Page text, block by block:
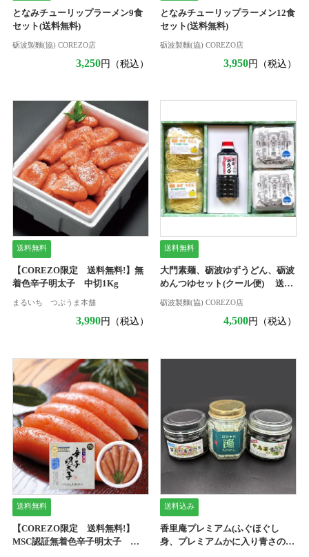
となみチューリップラーメン9食
セット(送料無料)
砺波製麵(協) COREZO店
3,250円（税込）
となみチューリップラーメン12食
セット(送料無料)
砺波製麵(協) COREZO店
3,950円（税込）
送料無料
【COREZO限定 送料無料!】無
着色辛子明太子 中切1Kg
まるいち つぶうま本舗
3,990円（税込）
送料無料
大門素麺、砺波ゆずうどん、砺波
めんつゆセット(クール便) 送料
無料
砺波製麵(協) COREZO店
4,500円（税込）
送料無料
【COREZO限定 送料無料!】
MSC認証無着色辛子明太子
送料込み
香里庵プレミアム(ふぐほぐし
身、プレミアムかに入り青さの